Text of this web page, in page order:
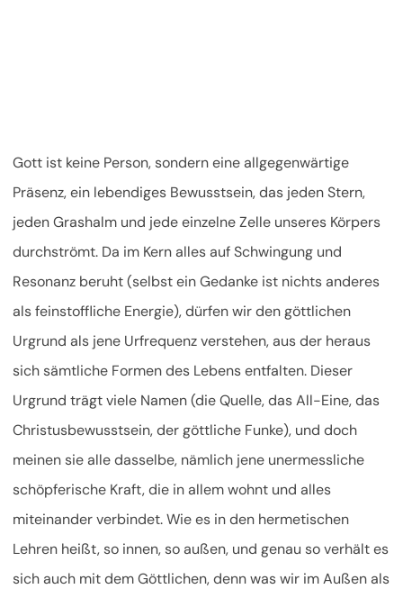
Gott ist keine Person, sondern eine allgegenwärtige
Präsenz, ein lebendiges Bewusstsein, das jeden Stern,
jeden Grashalm und jede einzelne Zelle unseres Körpers
durchströmt. Da im Kern alles auf Schwingung und
Resonanz beruht (selbst ein Gedanke ist nichts anderes
als feinstoffliche Energie), dürfen wir den göttlichen
Urgrund als jene Urfrequenz verstehen, aus der heraus
sich sämtliche Formen des Lebens entfalten. Dieser
Urgrund trägt viele Namen (die Quelle, das All-Eine, das
Christusbewusstsein, der göttliche Funke), und doch
meinen sie alle dasselbe, nämlich jene unermessliche
schöpferische Kraft, die in allem wohnt und alles
miteinander verbindet. Wie es in den hermetischen
Lehren heißt, so innen, so außen, und genau so verhält es
sich auch mit dem Göttlichen, denn was wir im Außen als